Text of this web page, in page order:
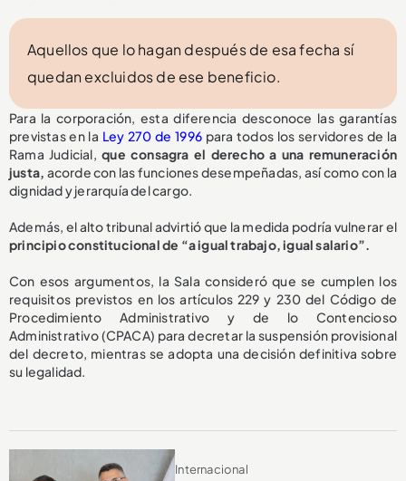
Aquellos que lo hagan después de esa fecha sí
quedan excluidos de ese beneficio.
Para la corporación, esta diferencia desconoce las garantías
previstas en la Ley 270 de 1996 para todos los servidores de la
Rama Judicial,que consagra el derecho a una remuneración
justa, acorde con las funciones desempeñadas, así como con la
dignidad y jerarquía del cargo.
Además, el alto tribunal advirtió que la medida podría vulnerar el
principio constitucional de “a igual trabajo, igual salario”.
Con esos argumentos, la Sala consideró que se cumplen los
requisitos previstos en los artículos 229 y 230 del Código de
Procedimiento Administrativo y de lo Contencioso
Administrativo (CPACA) para decretar la suspensión provisional
del decreto, mientras se adopta una decisión definitiva sobre
su legalidad.
Internacional